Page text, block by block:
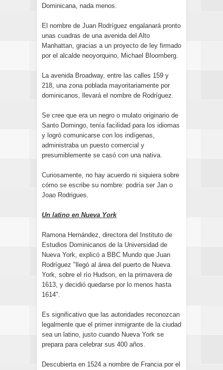
Dominicana, nada menos.
El nombre de Juan Rodríguez engalanará pronto
unas cuadras de una avenida del Alto
Manhattan, gracias a un proyecto de ley firmado
por el alcalde neoyorquino, Michael Bloomberg.
La avenida Broadway, entre las calles 159 y
218, una zona poblada mayoritariamente por
dominicanos, llevará el nombre de Rodríguez.
Se cree que era un negro o mulato originario de
Santo Domingo, tenía facilidad para los idiomas
y logró comunicarse con los indígenas,
administraba un puesto comercial y
presumiblemente se casó con una nativa.
Curiosamente, no hay acuerdo ni siquiera sobre
cómo se escribe su nombre: podría ser Jan o
Joao Rodrigues.
Un latino en Nueva York
Ramona Hernández, directora del Instituto de
Estudios Dominicanos de la Universidad de
Nueva York, explicó a BBC Mundo que Juan
Rodríguez "llegó al área del puerto de Nueva
York, sobre el río Hudson, en la primavera de
1613, y decidió quedarse por lo menos hasta
1614".
Es significativo que las autoridades reconozcan
legalmente que el primer inmigrante de la ciudad
sea un latino, justo cuando Nueva York se
prepara para celebrar sus 400 años.
Descubierta en 1524 a nombre de Francia por el